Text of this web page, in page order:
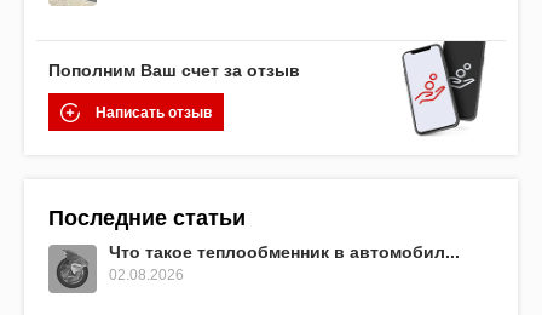
Пополним Ваш счет за отзыв
Написать отзыв
Последние статьи
Что такое теплообменник в автомобил...
02.08.2026